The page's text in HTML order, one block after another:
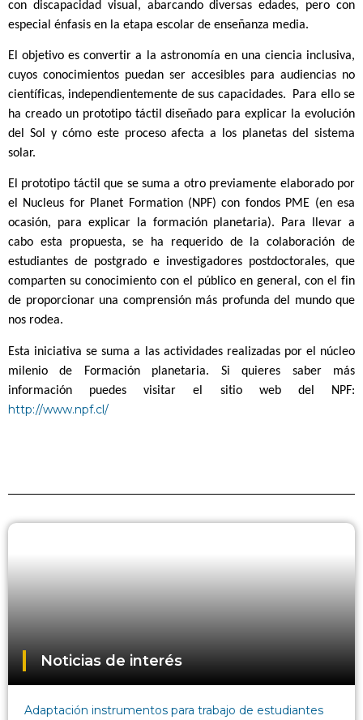
con discapacidad visual, abarcando diversas edades, pero con
especial énfasis en la etapa escolar de enseñanza media.
El objetivo es convertir a la astronomía en una ciencia inclusiva,
cuyos conocimientos puedan ser accesibles para audiencias no
científicas, independientemente de sus capacidades. Para ello se
ha creado un prototipo táctil diseñado para explicar la evolución
del Sol y cómo este proceso afecta a los planetas del sistema
solar.
El prototipo táctil que se suma a otro previamente elaborado por
el Nucleus for Planet Formation (NPF) con fondos PME (en esa
ocasión, para explicar la formación planetaria). Para llevar a
cabo esta propuesta, se ha requerido de la colaboración de
estudiantes de postgrado e investigadores postdoctorales, que
comparten su conocimiento con el público en general, con el fin
de proporcionar una comprensión más profunda del mundo que
nos rodea.
Esta iniciativa se suma a las actividades realizadas por el núcleo
milenio de Formación planetaria. Si quieres saber más
información puedes visitar el sitio web del NPF:
http://www.npf.cl/
Noticias de interés
Adaptación instrumentos para trabajo de estudiantes